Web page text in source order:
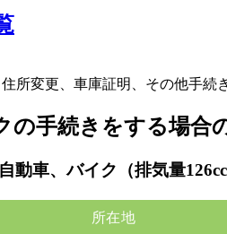
所変更、車庫証明、その他手続
の手続きをする場合
車、バイク（排気量126cc
所在地